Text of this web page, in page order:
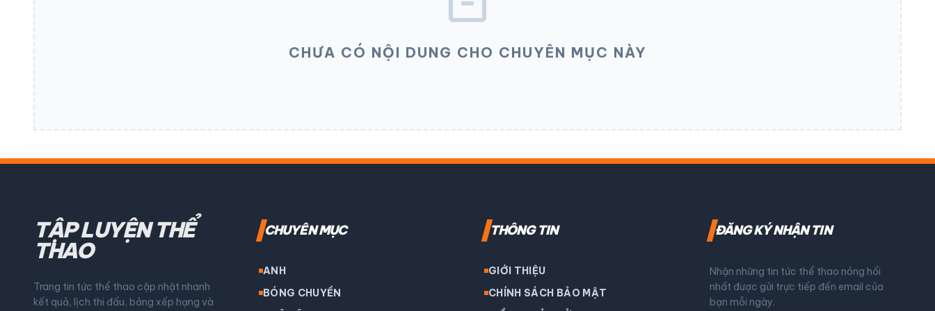
CHƯA CÓ NỘI DUNG CHO CHUYÊN MỤC NÀY
TẬP LUYỆN THỂ
THAO
Trang tin tức thể thao cập nhật nhanh
kết quả, lịch thi đấu, bảng xếp hạng và
CHUYÊN MỤC
ANH
BÓNG CHUYỀN
THÔNG TIN
GIỚI THIỆU
CHÍNH SÁCH BẢO MẬT
ĐĂNG KÝ NHẬN TIN
Nhận những tin tức thể thao nóng hổi
nhất được gửi trực tiếp đến email của
bạn mỗi ngày.